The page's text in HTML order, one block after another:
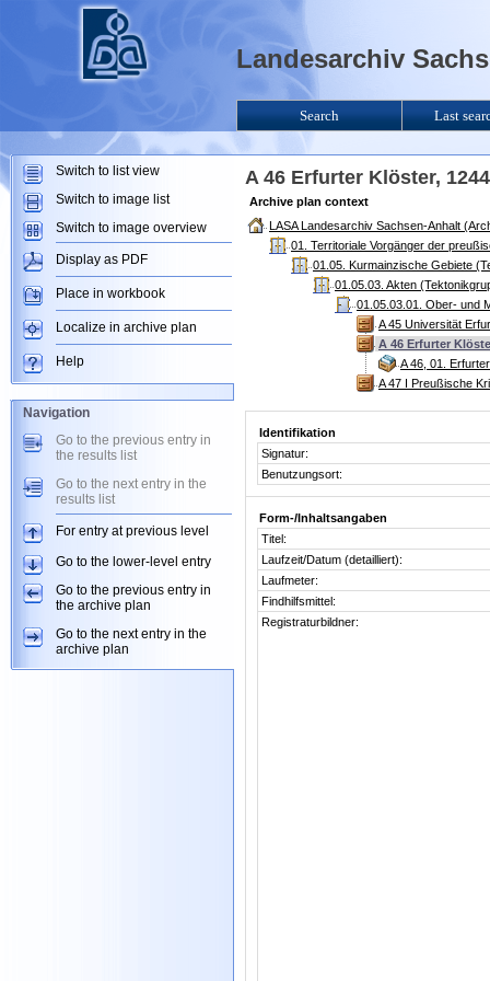
A 46 Erfurter Klöster,
Archive plan context
LASA Landesarchiv Sachsen-Anhalt
01. Territoriale Vorgänger der
01.05. Kurmainzische Gebiete
01.05.03. Akten
01.05.03.01. Ober- und
A 45 Universität
A 46 Erfurter
A 46, 01.
A 47 I Preußische
Identifikation
Signatur:
Benutzungsort:
Form-/Inhaltsangaben
Titel:
Laufzeit/Datum (detailliert):
Laufmeter:
Findhilfsmittel:
Registraturbildner:
Landesarchiv
Search Last
Switch to list view
Switch to image list
Switch to image overview
Display as PDF
Place in workbook
Localize in archive plan
Help
Navigation
Go to the previous entry in
the results list
Go to the next entry in the
results list
For entry at previous level
Go to the lower-level entry
Go to the previous entry in
the archive plan
Go to the next entry in the
archive plan